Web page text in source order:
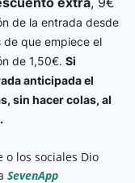
de la entrada desde
que empiece el
de 1,50€. Si
anticipada el
sin hacer colas, al
o los sociales Dio
SevenApp